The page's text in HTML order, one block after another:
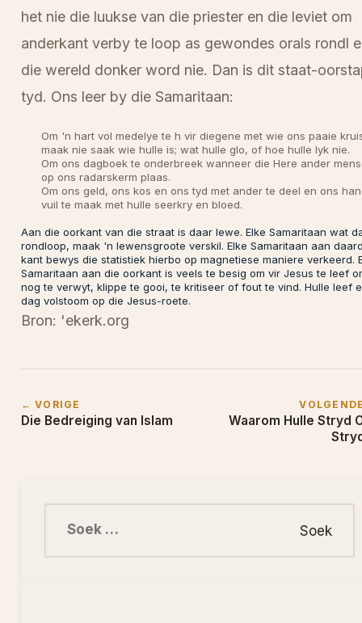
het nie die luukse van die priester en die leviet om
anderkant verby te loop as gewondes orals rondl
die wereld donker word nie. Dan is dit staat-
tyd. Ons leer by die Samaritaan:
Om 'n hart vol medelye te h vir diegene met wie ons paaie
maak nie saak wie hulle is; wat hulle glo, of hoe hulle lyk nie.
Om ons dagboek te onderbreek wanneer die Here ander
op ons radarskerm plaas.
Om ons geld, ons kos en ons tyd met ander te deel en ons
vuil te maak met hulle seerkry en bloed.
Aan die oorkant van die straat is daar lewe. Elke Samaritaan wat
rondloop, maak 'n lewensgroote verskil. Elke Samaritaan aan
kant bewys die statistiek hierbo op magnetiese maniere verkeerd.
Samaritaan aan die oorkant is veels te besig om vir Jesus te leef
nog te verwyt, klippe te gooi, te kritiseer of fout te vind. Hulle leef
dag volstoom op die Jesus-roete.
Bron: 'ekerk.org
← VORIGE
Die Bedreiging van Islam
Waarom Hulle Stryd